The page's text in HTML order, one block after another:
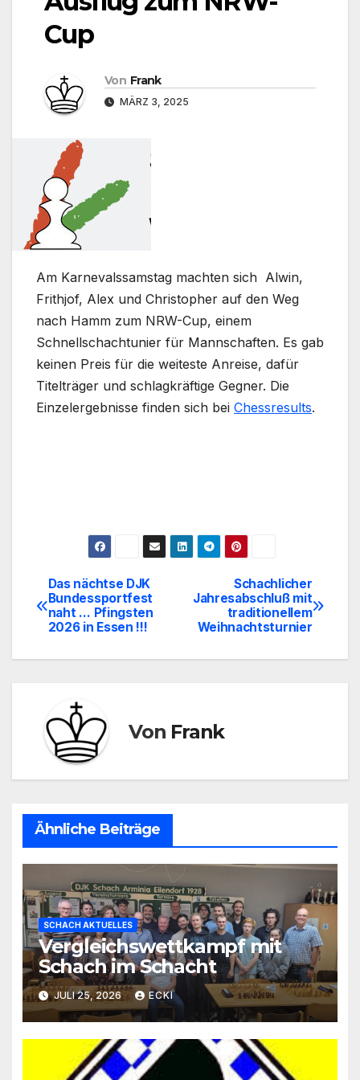
Cup
Von Frank
MÄRZ 3, 2025
Am Karnevalssamstag machten sich Alwin,
Frithjof, Alex und Christopher auf den Weg
nach Hamm zum NRW-Cup, einem
Schnellschachtunier für Mannschaften. Es gab
keinen Preis für die weiteste Anreise, dafür
Titelträger und schlagkräftige Gegner. Die
Einzelergebnisse finden sich bei Chessresults.
BeitragsnavigationSchachlicher
Jahresabschluß mit
traditionellem
Weihnachtsturnier
Das nächtse DJK
Bundessportfest
naht … Pfingsten
2026 in Essen !!!
Von Frank
Ähnliche Beiträge
SCHACH AKTUELLES
Vergleichswettkampf mit
Schach im Schacht
JULI 25, 2026 ECKI